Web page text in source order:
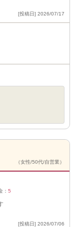
[投稿日] 2026/07/17
（女性/50代/自営業）
： 5
[投稿日] 2026/07/06